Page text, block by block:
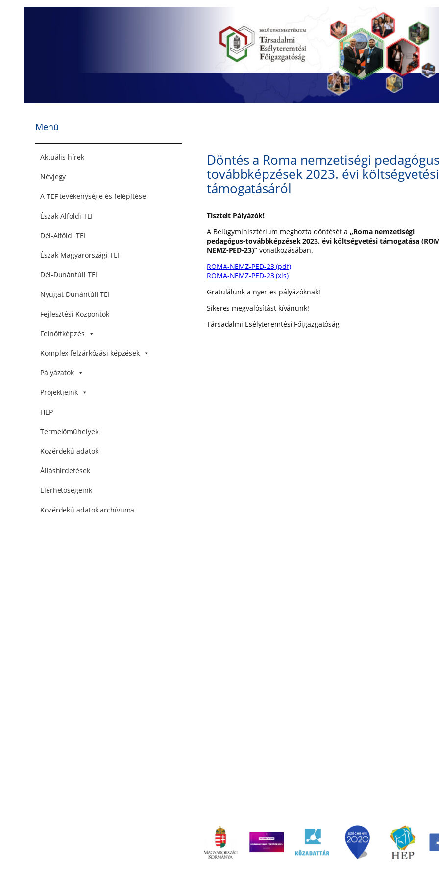
Menü
Aktuális hírek
Névjegy
A TEF tevékenysége és felépítése
Észak-Alföldi TEI
Dél-Alföldi TEI
Észak-Magyarországi TEI
Dél-Dunántúli TEI
Nyugat-Dunántúli TEI
Fejlesztési Központok
Felnőttképzés
Komplex felzárkózási képzések
Pályázatok
Projektjeink
HEP
Termelőműhelyek
Közérdekű adatok
Álláshirdetések
Elérhetőségeink
Közérdekű adatok archívuma
Döntés a Roma nemzetiségi
továbbképzések 2023. évi költségvetési
támogatásáról
Tisztelt Pályázók!
A Belügyminisztérium meghozta döntését a „Roma nemzetiségi
pedagógus-továbbképzések 2023. évi költségvetési támogatása
NEMZ-PED-23)” vonatkozásában.
ROMA-NEMZ-PED-23 (pdf)
ROMA-NEMZ-PED-23 (xls)
Gratulálunk a nyertes pályázóknak!
Sikeres megvalósítást kívánunk!
Társadalmi Esélyteremtési Főigazgatóság